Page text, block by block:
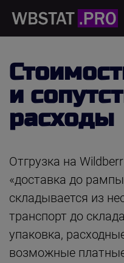
и
расходы
Отгрузка на
«доставка до
складывается из
транспорт до
упаковка,
возможные